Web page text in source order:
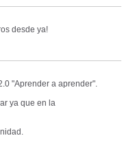
desde ya!
"Aprender a aprender".
ya que en la